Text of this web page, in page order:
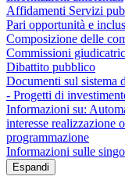
Affidamenti Servizi
Pari opportunità e
Composizione delle
Commissioni
Dibattito pubblico
Documenti sul sistema
- Progetti di
Informazioni su:
interesse realizzazione
programmazione
Informazioni sulle
Espandi